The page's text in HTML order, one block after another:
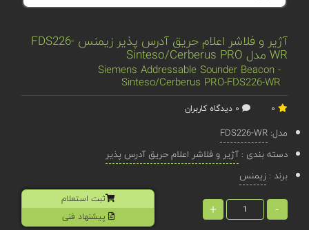
آژیر و فلاشر اعلام حریق آدرس پذیر زیمنس FDS226-
WR مدل Sinteso/Cerberus PRO
Siemens Addressable Sounder Beacon -
Sinteso/Cerberus PRO-FDS226-WR
مدل:FDS226-WR
دسته بندی :آژیر و فلاشر اعلام حریق آدرس پذیر
برند :زیمنس
-
+
ثبت استعلام
پیشنهاد فنی